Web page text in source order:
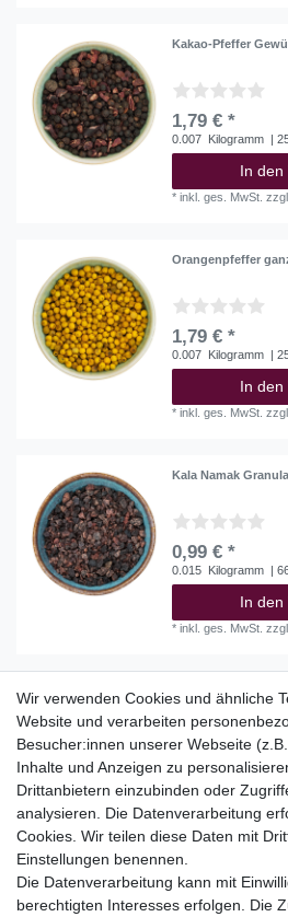
Kakao-Pfeffer
1,79 € *
0.007 Kilogramm |
In den
*inkl. ges. MwSt.
Orangenpfeffer
1,79 € *
0.007 Kilogramm |
In den
*inkl. ges. MwSt.
Kala Namak
0,99 € *
0.015 Kilogramm |
In den
*inkl. ges. MwSt.
Top Kategorien
Adventskalender
Geschenke
Booklets
Themen
Ostern
Angebote
Wir verwenden Cookies und ähnliche
Website und verarbeiten
Besucher:innen unserer Webseite
Inhalte und Anzeigen zu
Drittanbietern einzubinden oder
analysieren. Die Datenverarbeitung
Cookies. Wir teilen diese Daten mit
Einstellungen benennen.
Die Datenverarbeitung kann mit
berechtigten Interesses erfolgen. Die